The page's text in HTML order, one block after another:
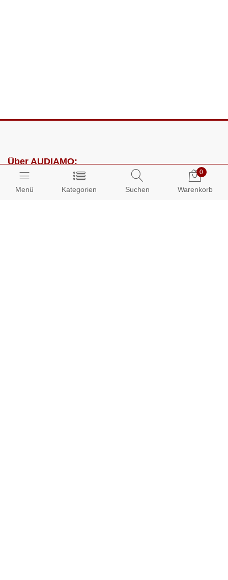
Menü Kategorien Suchen
0
Warenkorb
Über AUDIAMO:
Impressum